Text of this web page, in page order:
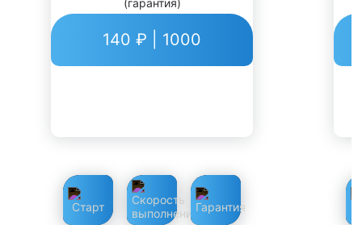
140 ₽ | 1000